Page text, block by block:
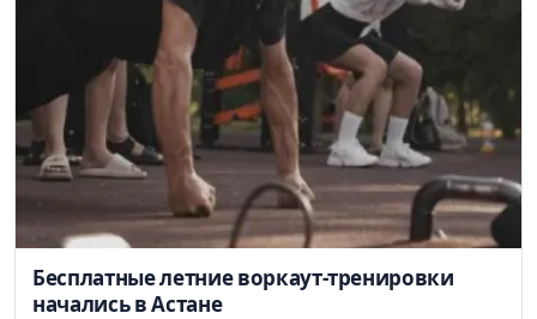
Бесплатные летние воркаут-тренировки
начались в Астане